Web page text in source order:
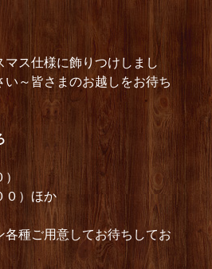
ス仕様に飾りつけしまし
い～皆さまのお越しをお待ち
０）ほか
各種ご用意してお待ちしてお